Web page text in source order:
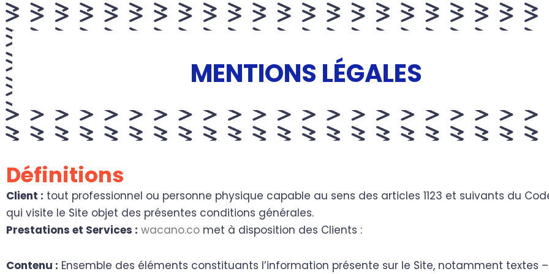
MENTIONS LÉGALES
Définitions
Client : tout professionnel ou personne physique capable au sens des articles 1123 et suivants du
qui visite le Site objet des présentes conditions générales.
Prestations et Services : wacano.co met à disposition des Clients :
Contenu : Ensemble des éléments constituants l’information présente sur le Site, notamment textes